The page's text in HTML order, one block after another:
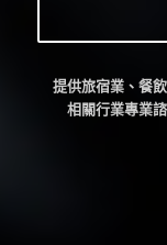
提供旅宿業、餐
相關行業專業